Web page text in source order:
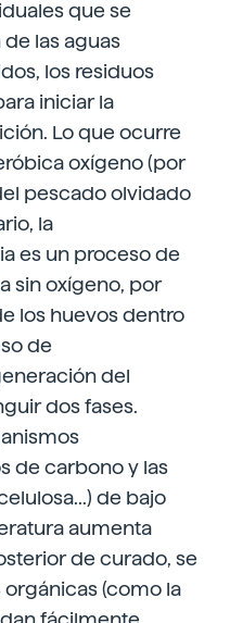
que se
las aguas
los residuos
iniciar la
Lo que ocurre
oxígeno (por
pescado olvidado
la
es un proceso de
sin oxígeno, por
los huevos dentro
de
del
dos fases.
de carbono y las
de bajo
aumenta
de curado, se
(como la